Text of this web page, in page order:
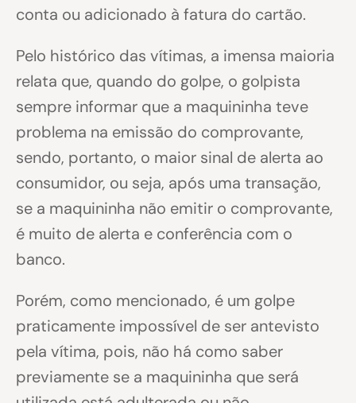
conta ou adicionado à fatura do cartão.
Pelo histórico das vítimas, a imensa maioria
relata que, quando do golpe, o golpista
sempre informar que a maquininha teve
problema na emissão do comprovante,
sendo, portanto, o maior sinal de alerta ao
consumidor, ou seja, após uma transação,
se a maquininha não emitir o comprovante,
é muito de alerta e conferência com o
banco.
Porém, como mencionado, é um golpe
praticamente impossível de ser antevisto
pela vítima, pois, não há como saber
previamente se a maquininha que será